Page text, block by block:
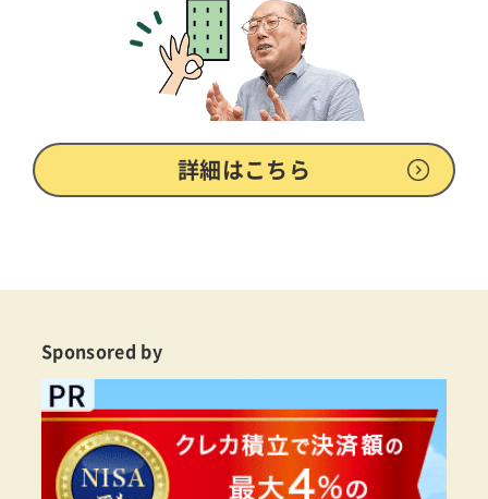
詳細はこちら
Sponsored by